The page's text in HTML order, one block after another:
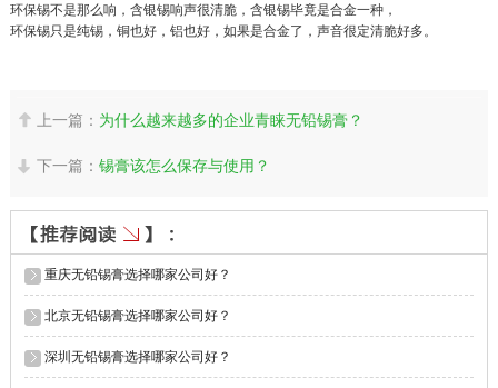
环保锡不是那么响，含银锡响声很清脆，含银锡毕竟是合金一种，
环保锡只是纯锡，铜也好，铝也好，如果是合金了，声音很定清脆好多。
 上一篇： 为什么越来越多的企业青睐无铅锡膏？
 下一篇： 锡膏该怎么保存与使用？
重庆无铅锡膏选择哪家公司好？
北京无铅锡膏选择哪家公司好？
深圳无铅锡膏选择哪家公司好？